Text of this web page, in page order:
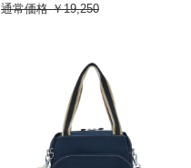
通常価格￥19,250